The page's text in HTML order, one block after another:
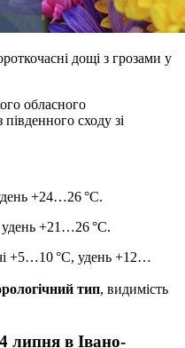
дощі з грозами у
обласного
сходу зі
+24…26 °C.
+21…26 °C.
+5…10 °C, удень +12…
тип, видимість
липня в Івано-